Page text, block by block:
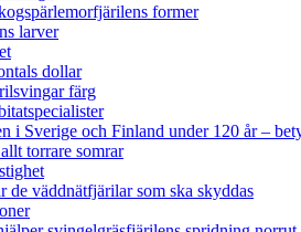
former
larver
dollar
färg
i Sverige och Finland under 120 år–
torrare somrar
de väddnätfjärilar som ska skyddas